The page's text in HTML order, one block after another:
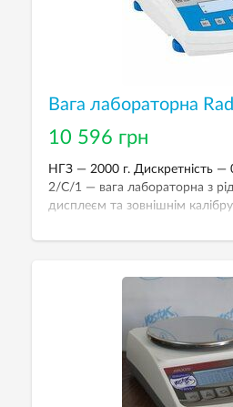
Вага лабораторна
10 596 грн
НГЗ — 2000 г. Дискретність —
2/C/1 — вага лабораторна з
дисплеєм та зовнішнім